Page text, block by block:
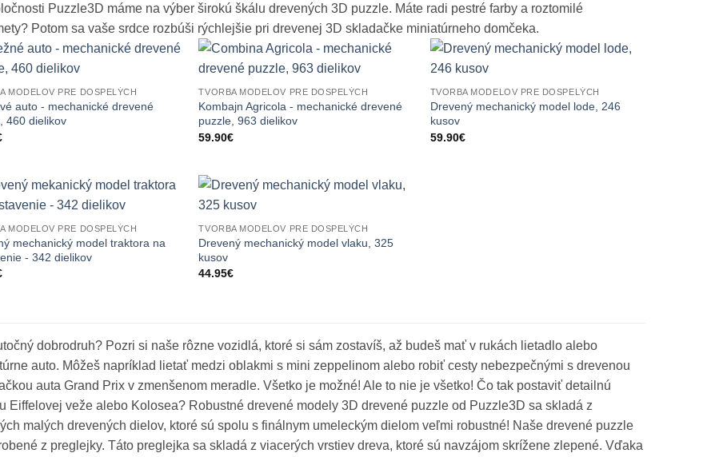
Puzzle3D máme na výber širokú škálu drevených 3D puzzle. Máte radi pestré farby a roztomilé
Potom sa vaše srdce rozbúši rýchlejšie pri drevenej 3D skladačke miniatúrneho domčeka.
MODELOV PRE DOSPELÝCH
auto - mechanické drevené
460 dielikov
TVORBA MODELOV PRE DOSPELÝCH
Kombajn Agricola - mechanické drevené
puzzle, 963 dielikov
59.90€
TVORBA MODELOV PRE DOSPELÝCH
Drevený mechanický model lode, 246
kusov
59.90€
MODELOV PRE DOSPELÝCH
mechanický model traktora na
- 342 dielikov
TVORBA MODELOV PRE DOSPELÝCH
Drevený mechanický model vlaku, 325
kusov
44.95€
dobrodruh? Pozri si naše rôzne vozidlá, ktoré si sám zostavíš, až budeš mať v rukách lietadlo alebo
auto. Môžeš napríklad lietať medzi oblakmi s mini zeppelinom alebo robiť cesty nebezpečnými s drevenou
auta Grand Prix v zmenšenom meradle. Všetko je možné! Ale to nie je všetko! Čo tak postaviť detailnú
Eiffelovej veže alebo Kolosea? Robustné drevené modely 3D drevené puzzle od Puzzle3D sa skladá z
malých drevených dielov, ktoré sú spolu s finálnym umeleckým dielom veľmi robustné! Naše drevené puzzle
z preglejky. Táto preglejka sa skladá z viacerých vrstiev dreva, ktoré sú navzájom skrížene zlepené. Vďaka